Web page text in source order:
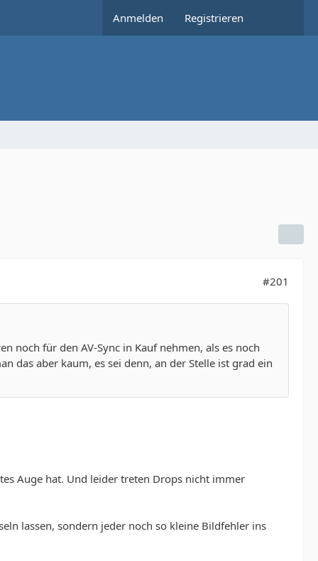
Anmelden Registrieren
#201
noch für den AV-Sync in Kauf nehmen, als es noch
das aber kaum, es sei denn, an der Stelle ist grad ein
Auge hat. Und leider treten Drops nicht immer
lassen, sondern jeder noch so kleine Bildfehler ins